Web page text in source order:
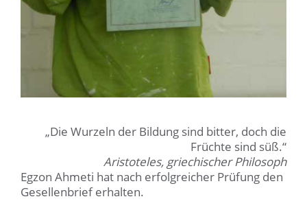
„Die Wurzeln der Bildung sind bitter, doch die
Früchte sind süß.“
Aristoteles, griechischer Philosoph
Egzon Ahmeti hat nach erfolgreicher Prüfung den
Gesellenbrief erhalten.